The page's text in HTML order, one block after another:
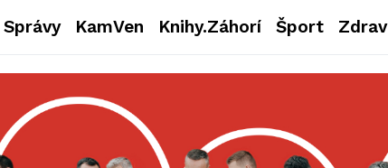
Správy KamVen Knihy.Záhorí Šport